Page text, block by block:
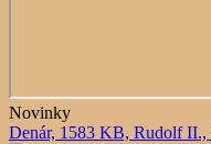
Novinky
Denár, 1583 KB, Rudolf